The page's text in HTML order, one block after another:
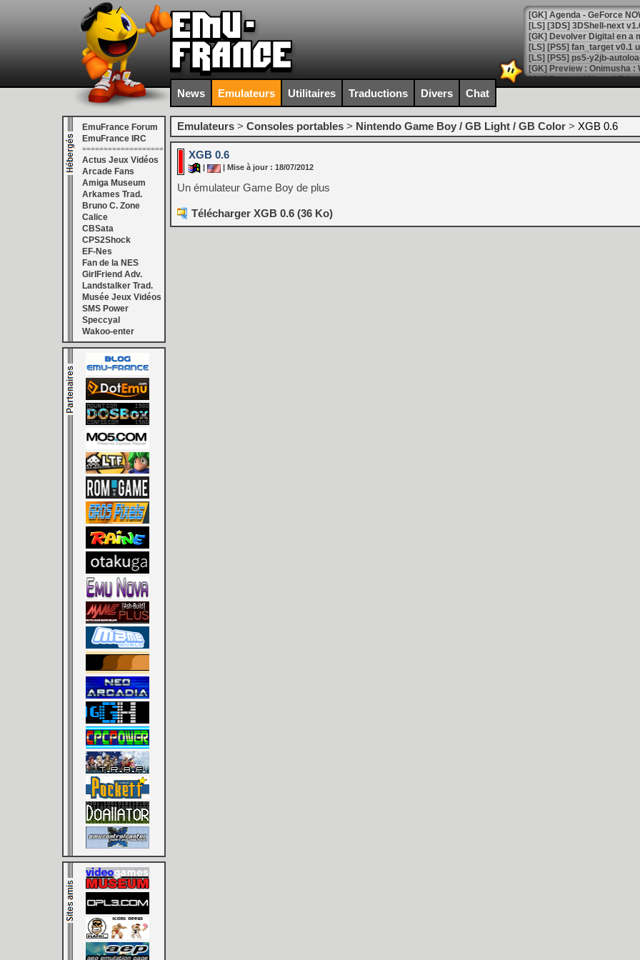
[GK] Agenda - GeForce
[GK] Devolver Digital en a
[LS] [PS5] ps5-y2jb-
[GK] Pourquoi Marvel
[GK] Test : Restory : Chill
[GK] GTA 6 : Rockstar
[GK] Hot Wheels Infinite
[GK] Mémoire cash -
[GK] Résultats Nintendo :
[GK] Déjà des
[Mo5] Brickboy cherche à
[GK] Minecraft et ses «
[GK] Beast of
[GK] Ubisoft : fin de partie
[GK] Mémoire cash -
[GK] Dan Houser (GTA)
[GK] Comment EA Sports
[GK] Crimson Moon : un
[GK] Isle of Reveries : le
[GK] Moonlighter 2 : The
[GK] Capcom relance
[Mo5] Deux inédits du
[GK] Le beat'em up The
[GK] Endless Legend 2 :
[LS] [PS5] Le WebKit
[GK] Oubliez Crazy Taxi,
[LS] [Switch] NSZ 5.0.0
[GK] No More Room in
[GK] Un chatbot Atelier
News Emulateurs Utilitaires Traductions Divers Chat
EmuFrance Forum
EmuFrance IRC
===================
Actus Jeux Vidéos
Arcade Fans
Amiga Museum
Arkames Trad.
Bruno C. Zone
Calice
CBSata
CPS2Shock
EF-Nes
Fan de la NES
GirlFriend Adv.
Landstalker Trad.
Musée Jeux Vidéos
SMS Power
Speccyal
Wakoo-enter
Emulateurs > Consoles portables > Nintendo Game Boy / GB Light / GB Color > XGB 0.6
XGB 0.6
| Mise à jour : 18/07/2012
Un émulateur Game Boy de plus
Télécharger XGB 0.6 (36 Ko)